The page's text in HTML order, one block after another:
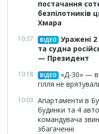
постачання
безпілотників
Хмара
10:37 ВІДЕО
Уражені
та судна
— Президент
10:18 ВІДЕО
«Д-30» —
гілля не
10:03 Апартаменти в
будинки та 4
командувача
збагаченні